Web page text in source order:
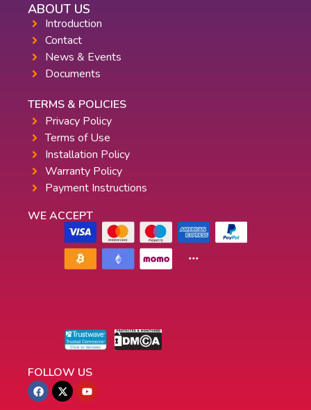
ABOUT US
Introduction
Contact
News & Events
Documents
TERMS & POLICIES
Privacy Policy
Terms of Use
Installation Policy
Warranty Policy
Payment Instructions
WE ACCEPT
FOLLOW US